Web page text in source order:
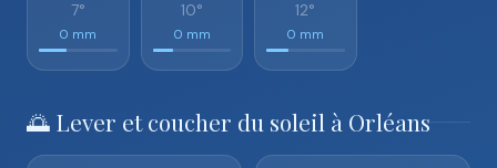
7°
0 mm
10°
0 mm
12°
0 mm
🌅 Lever et coucher du soleil à Orléans